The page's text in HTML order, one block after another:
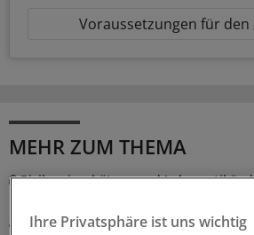
Voraussetzungen für den
MEHR ZUM THEMA
Risiko einschätzen und Lebensstil
gefährliche Kombi
Ihre Privatsphäre ist uns wichtig